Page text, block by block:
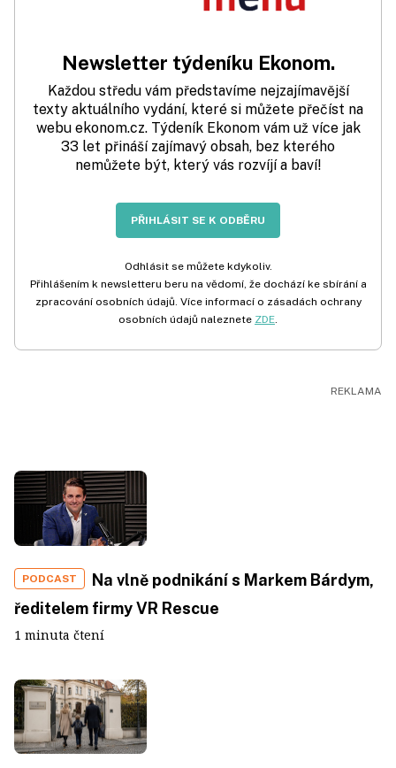
Newsletter týdeníku Ekonom.
Každou středu vám představíme nejzajímavější
texty aktuálního vydání, které si můžete přečíst na
webu ekonom.cz. Týdeník Ekonom vám už více jak
33 let přináší zajímavý obsah, bez kterého
nemůžete být, který vás rozvíjí a baví!
PŘIHLÁSIT SE K ODBĚRU
Odhlásit se můžete kdykoliv.
Přihlášením k newsletteru beru na vědomí, že dochází ke sbírání a
zpracování osobních údajů. Více informací o zásadách ochrany
osobních údajů naleznete ZDE.
PODCAST
Na vlně podnikání s Markem Bárdym,
ředitelem firmy VR Rescue
1 minuta čtení